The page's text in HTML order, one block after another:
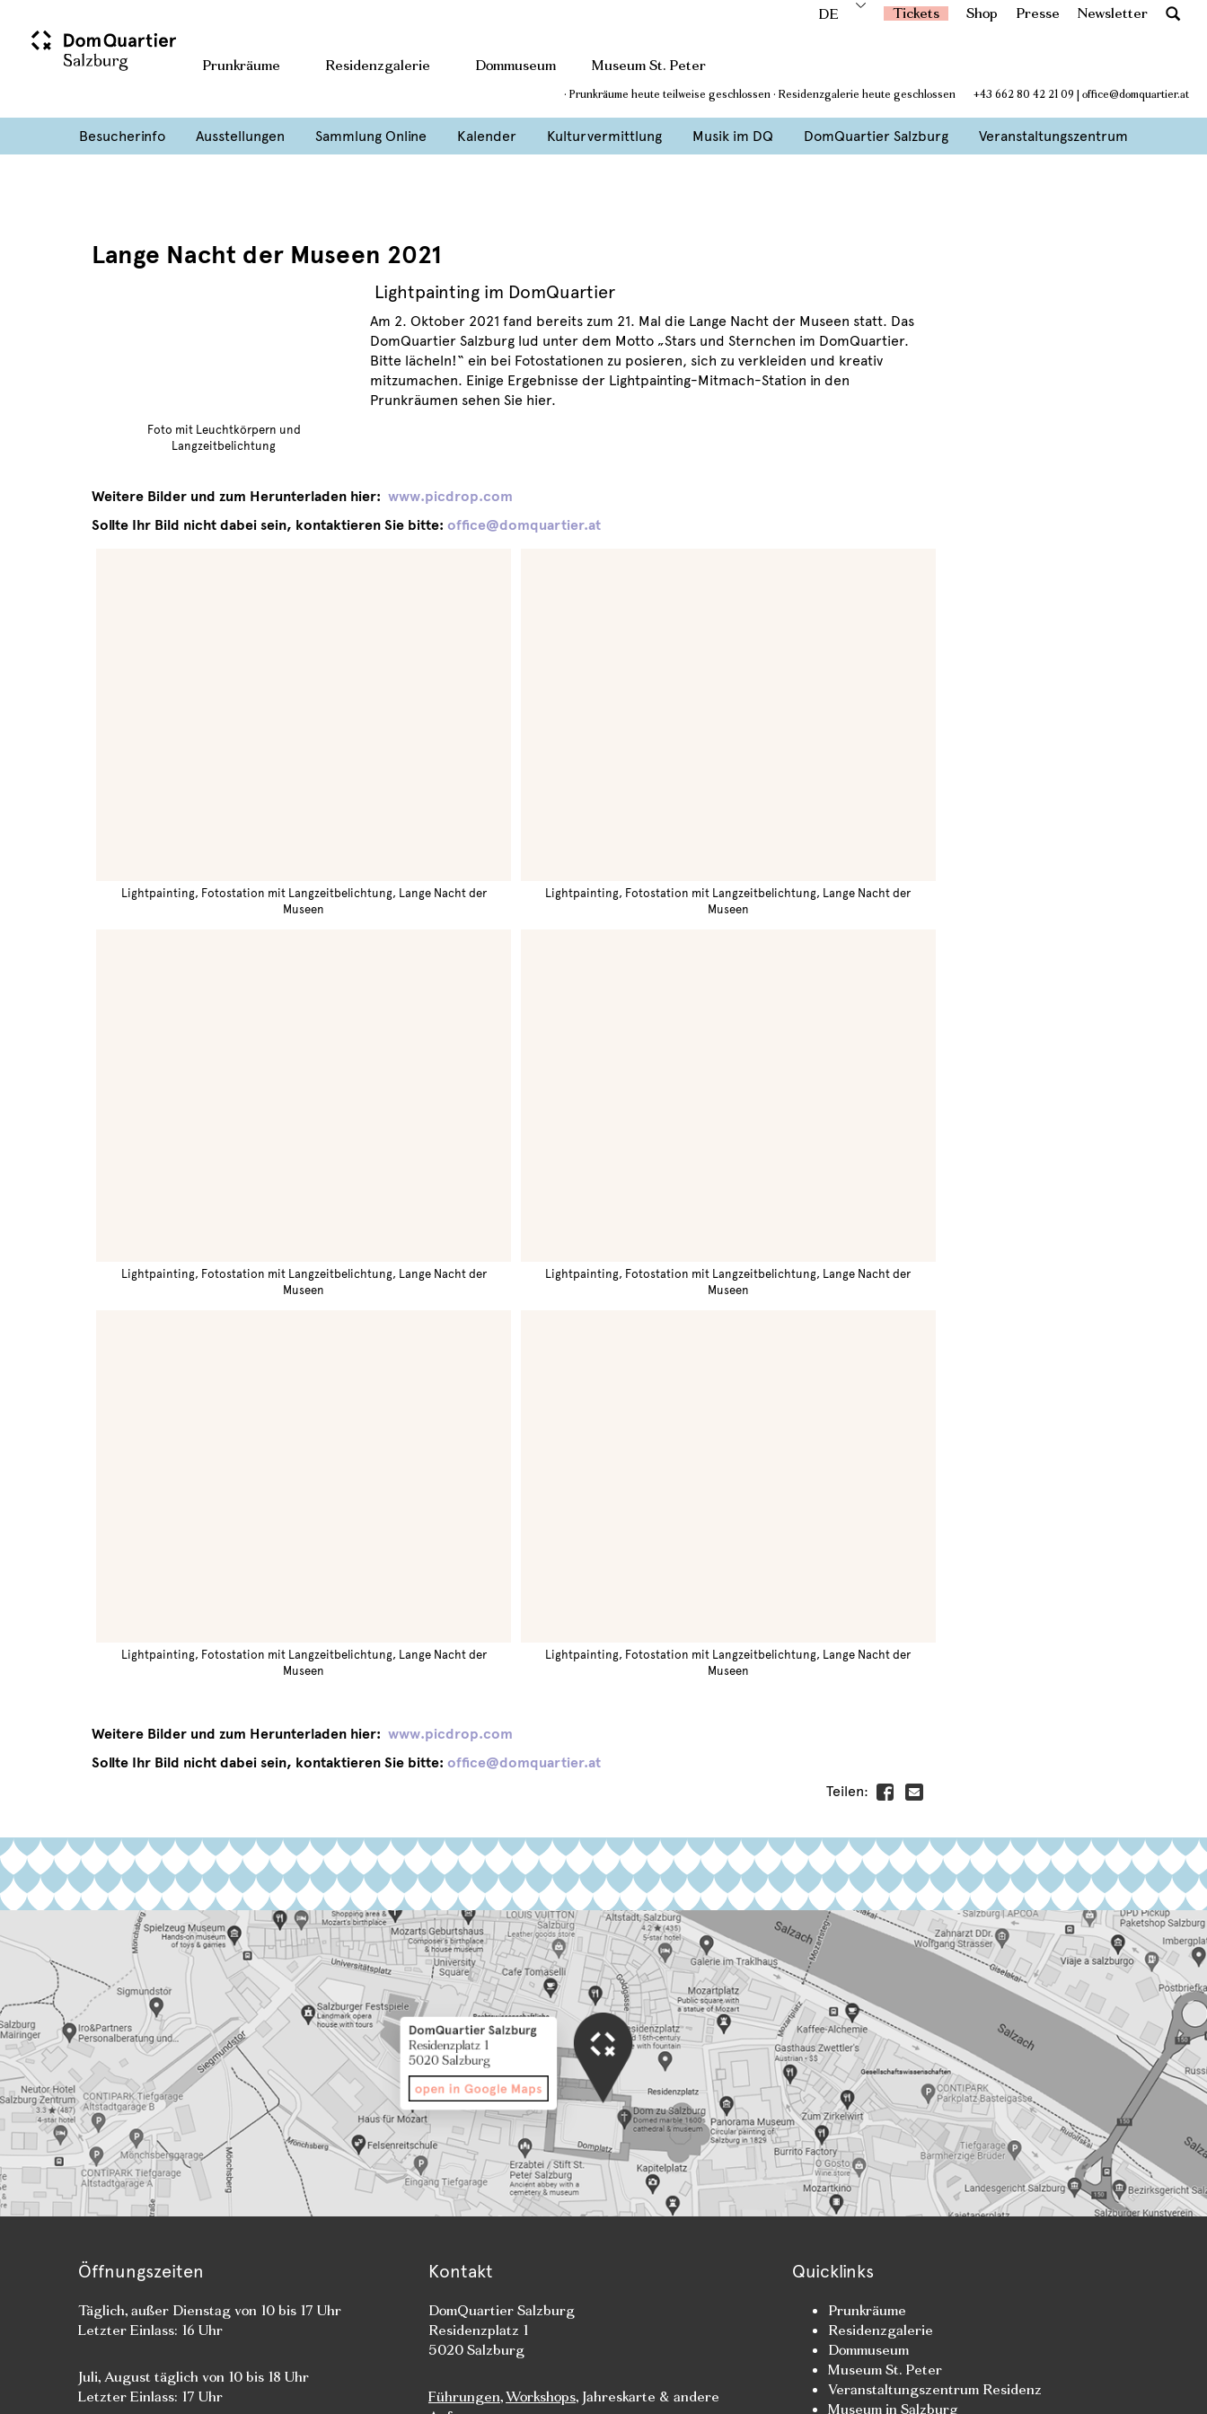
DE Tickets Shop Presse Newsletter
Prunkräume Residenzgalerie Dommuseum Museum St. Peter
· Prunkräume heute teilweise geschlossen · Residenzgalerie heute geschlossen +43 662 80 42 21 09 | office@domquartier.at
Besucherinfo Ausstellungen Sammlung Online Kalender Kulturvermittlung Musik im DQ DomQuartier Salzburg Veranstaltungszentrum
Lange Nacht der Museen 2021
Foto mit Leuchtkörpern und
Langzeitbelichtung
Lightpainting im DomQuartier
Am 2. Oktober 2021 fand bereits zum 21. Mal die Lange Nacht der Museen statt. Das
DomQuartier Salzburg lud unter dem Motto „Stars und Sternchen im DomQuartier.
Bitte lächeln!“ ein bei Fotostationen zu posieren, sich zu verkleiden und kreativ
mitzumachen. Einige Ergebnisse der Lightpainting-Mitmach-Station in den
Prunkräumen sehen Sie hier.
Weitere Bilder und zum Herunterladen hier: www.picdrop.com
Sollte Ihr Bild nicht dabei sein, kontaktieren Sie bitte: office@domquartier.at
Lightpainting, Fotostation mit Langzeitbelichtung, Lange Nacht der
Museen
Lightpainting, Fotostation mit Langzeitbelichtung, Lange Nacht der
Museen
Lightpainting, Fotostation mit Langzeitbelichtung, Lange Nacht der
Museen
Lightpainting, Fotostation mit Langzeitbelichtung, Lange Nacht der
Museen
Lightpainting, Fotostation mit Langzeitbelichtung, Lange Nacht der
Museen
Lightpainting, Fotostation mit Langzeitbelichtung, Lange Nacht der
Museen
Weitere Bilder und zum Herunterladen hier: www.picdrop.com
Sollte Ihr Bild nicht dabei sein, kontaktieren Sie bitte: office@domquartier.at
Teilen:
Kontakt
DomQuartier Salzburg
Residenzplatz 1
5020 Salzburg
Führungen,Workshops, Jahreskarte & andere
Öffnungszeiten
Täglich, außer Dienstag von 10 bis 17 Uhr
Letzter Einlass: 16 Uhr
Juli, August täglich von 10 bis 18 Uhr
Letzter Einlass: 17 Uhr
Quicklinks
Prunkräume
Residenzgalerie
Dommuseum
Museum St. Peter
Veranstaltungszentrum Residenz
Museum in Salzburg